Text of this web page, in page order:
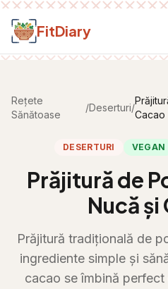
Salt la conținut
FitDiary
Rețete
Sănătoase
/Deserturi/
Cacao
DESERTURI VEGAN
Prăjitură de
Nucă și
Prăjitură tradițională de
ingrediente simple și
cacao se îmbină